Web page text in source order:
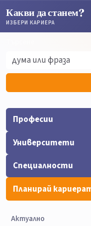
Какви да станем?
ИЗБЕРИ КАРИЕРА
Професии
Университети
Специалности
Планирай
Актуално